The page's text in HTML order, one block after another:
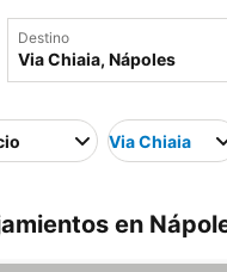
Destino
Via Chiaia
en